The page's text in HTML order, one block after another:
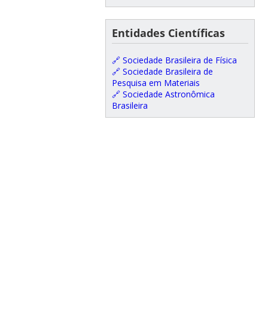
Entidades Científicas
🔗 Sociedade Brasileira de Física
🔗 Sociedade Brasileira de
Pesquisa em Materiais
🔗 Sociedade Astronômica
Brasileira